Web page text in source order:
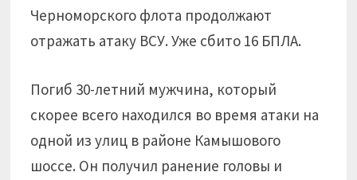
Черноморского флота продолжают
отражать атаку ВСУ. Уже сбито 16 БПЛА.
Погиб 30-летний мужчина, который
скорее всего находился во время атаки на
одной из улиц в районе Камышового
шоссе. Он получил ранение головы и